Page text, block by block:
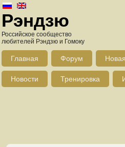
Рэндзю
Российское сообщество
любителей Рэндзю и Гомоку
Главная Форум
Новости Тренировка